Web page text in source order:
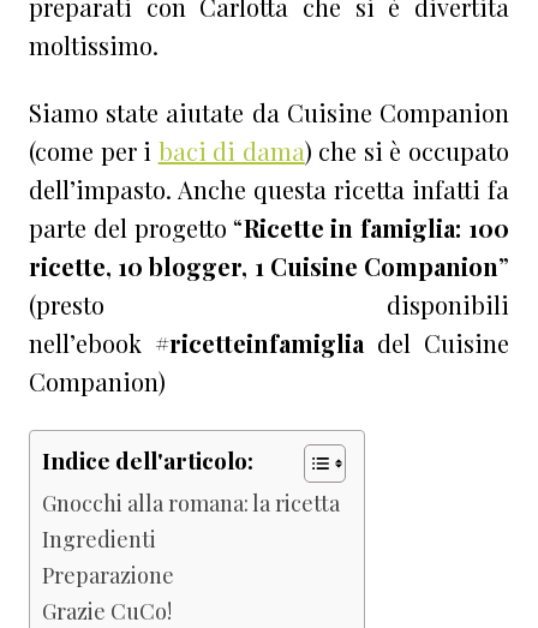
preparati con Carlotta che si è divertita
moltissimo.
Siamo state aiutate da Cuisine Companion
(come per i baci di dama) che si è occupato
dell’impasto. Anche questa ricetta infatti fa
parte del progetto “Ricette in famiglia: 100
ricette, 10 blogger, 1 Cuisine Companion”
(presto disponibili
nell’ebook #ricetteinfamiglia del Cuisine
Companion)
Indice dell'articolo:
Gnocchi alla romana: la ricetta
Ingredienti
Preparazione
Grazie CuCo!